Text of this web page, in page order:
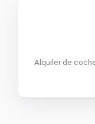
Alquiler de